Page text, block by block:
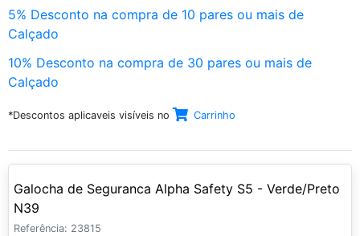
5% Desconto na compra de 10 pares ou mais de
Calçado
10% Desconto na compra de 30 pares ou mais de
Calçado
*Descontos aplicaveis visíveis no Carrinho
Galocha de Seguranca Alpha Safety S5 - Verde/Preto
N39
Referência: 23815